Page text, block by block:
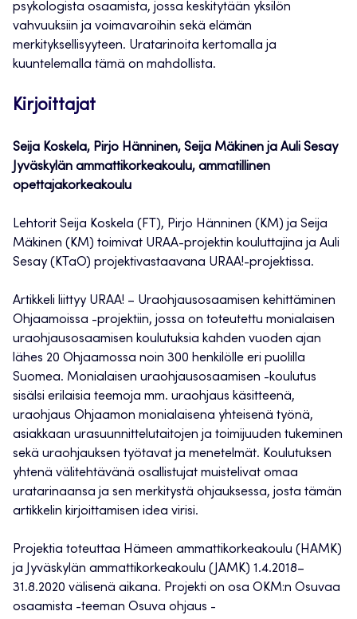
psykologista osaamista, jossa keskitytään yksilön
vahvuuksiin ja voimavaroihin sekä elämän
merkityksellisyyteen. Uratarinoita kertomalla ja
kuuntelemalla tämä on mahdollista.
Kirjoittajat
Seija Koskela, Pirjo Hänninen, Seija Mäkinen ja Auli Sesay
Jyväskylän ammattikorkeakoulu, ammatillinen
opettajakorkeakoulu
Lehtorit Seija Koskela (FT), Pirjo Hänninen (KM) ja Seija
Mäkinen (KM) toimivat URAA-projektin kouluttajina ja Auli
Sesay (KTaO) projektivastaavana URAA!-projektissa.
Artikkeli liittyy URAA! – Uraohjausosaamisen kehittäminen
Ohjaamoissa -projektiin, jossa on toteutettu monialaisen
uraohjausosaamisen koulutuksia kahden vuoden ajan
lähes 20 Ohjaamossa noin 300 henkilölle eri puolilla
Suomea. Monialaisen uraohjausosaamisen -koulutus
sisälsi erilaisia teemoja mm. uraohjaus käsitteenä,
uraohjaus Ohjaamon monialaisena yhteisenä työnä,
asiakkaan urasuunnittelutaitojen ja toimijuuden tukeminen
sekä uraohjauksen työtavat ja menetelmät. Koulutuksen
yhtenä välitehtävänä osallistujat muistelivat omaa
uratarinaansa ja sen merkitystä ohjauksessa, josta tämän
artikkelin kirjoittamisen idea virisi.
Projektia toteuttaa Hämeen ammattikorkeakoulu (HAMK)
ja Jyväskylän ammattikorkeakoulu (JAMK) 1.4.2018–
31.8.2020 välisenä aikana. Projekti on osa OKM:n Osuvaa
osaamista -teeman Osuva ohjaus -